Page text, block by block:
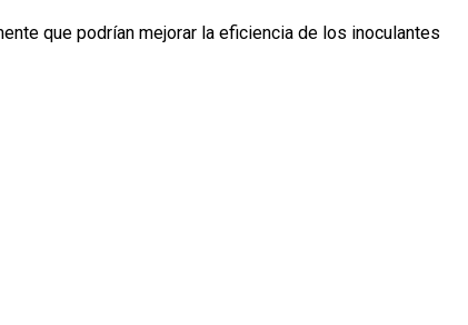
que podrían mejorar la eficiencia de los inoculantes